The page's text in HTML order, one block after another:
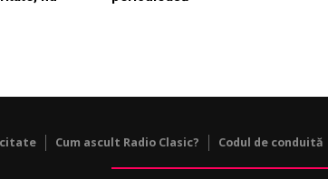
Cum ascult Radio Clasic? Codul de conduită